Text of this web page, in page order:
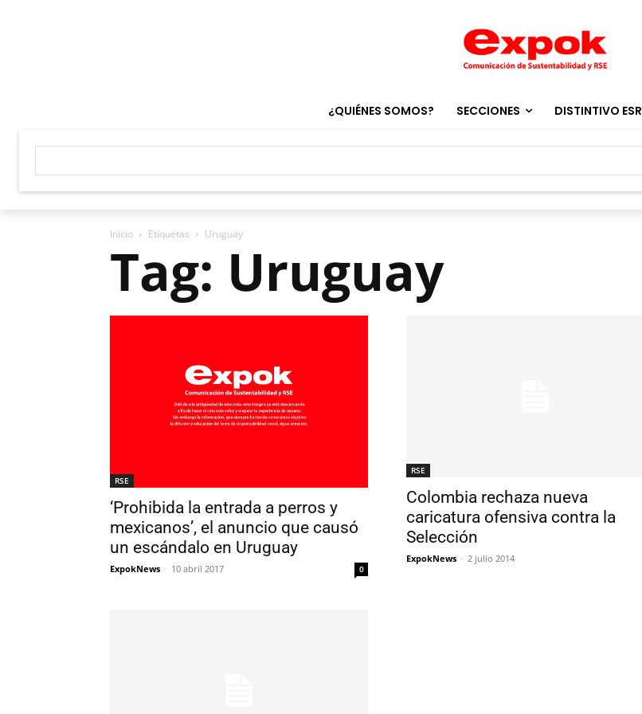
¿QUIÉNES SOMOS? SECCIONES DISTINTIVO ESR
Inicio Etiquetas Uruguay
Tag: Uruguay
RSE
‘Prohibida la entrada a perros y
mexicanos’, el anuncio que causó
un escándalo en Uruguay
ExpokNews - 10 abril 2017 0
RSE
Colombia rechaza nueva
caricatura ofensiva contra la
Selección
ExpokNews - 2 julio 2014